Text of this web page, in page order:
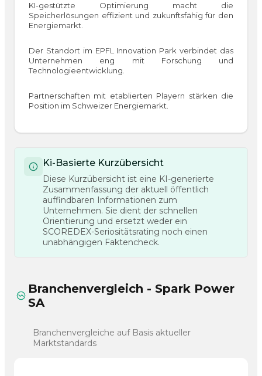
KI-gestützte Optimierung macht die
Speicherlösungen effizient und zukunftsfähig für den
Energiemarkt.
Der Standort im EPFL Innovation Park verbindet das
Unternehmen eng mit Forschung und
Technologieentwicklung.
Partnerschaften mit etablierten Playern stärken die
Position im Schweizer Energiemarkt.
Ki-Basierte Kurzübersicht
Diese Kurzübersicht ist eine KI-generierte
Zusammenfassung der aktuell öffentlich
auffindbaren Informationen zum
Unternehmen. Sie dient der schnellen
Orientierung und ersetzt weder ein
SCOREDEX-Seriositätsrating noch einen
unabhängigen Faktencheck.
Branchenvergleich - Spark Power
SA
Branchenvergleiche auf Basis aktueller
Marktstandards